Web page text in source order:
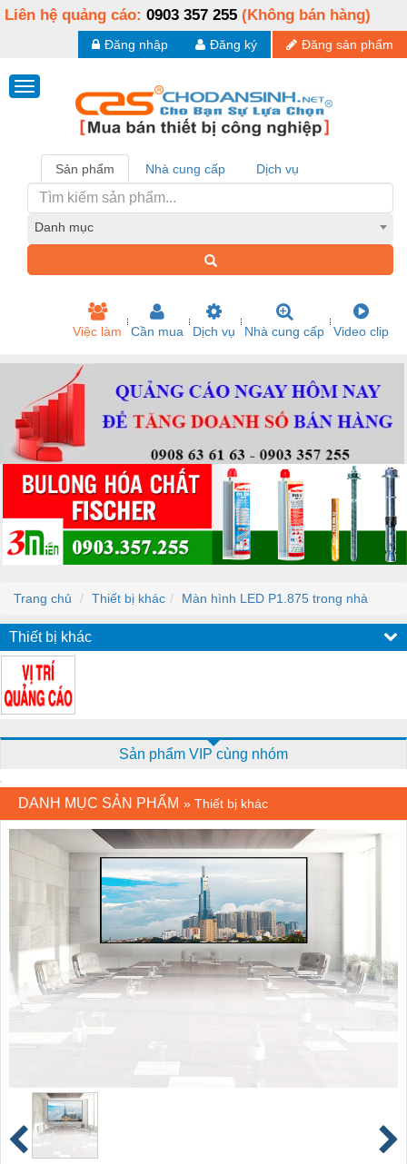
Liên hệ quảng cáo: 0903 357 255 (Không bán hàng)
Đăng sản phẩm
Đăng ký
Đăng nhập
Sản phẩm Nhà cung cấp Dịch vụ
Danh mục
Việc làm Cần mua Dịch vụ Nhà cung cấp Video clip
Trang chủ Thiết bị khác Màn hình LED P1.875 trong nhà
Thiết bị khác
Sản phẩm VIP cùng nhóm
DANH MỤC SẢN PHẨM » Thiết bị khác